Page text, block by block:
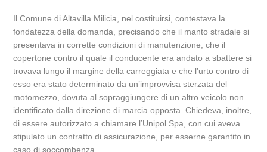
Il Comune di Altavilla Milicia, nel costituirsi, contestava la
fondatezza della domanda, precisando che il manto stradale si
presentava in corrette condizioni di manutenzione, che il
copertone contro il quale il conducente era andato a sbattere si
trovava lungo il margine della carreggiata e che l’urto contro di
esso era stato determinato da un’improvvisa sterzata del
motomezzo, dovuta al sopraggiungere di un altro veicolo non
identificato dalla direzione di marcia opposta. Chiedeva, inoltre,
di essere autorizzato a chiamare l’Unipol Spa, con cui aveva
stipulato un contratto di assicurazione, per esserne garantito in
caso di soccombenza.